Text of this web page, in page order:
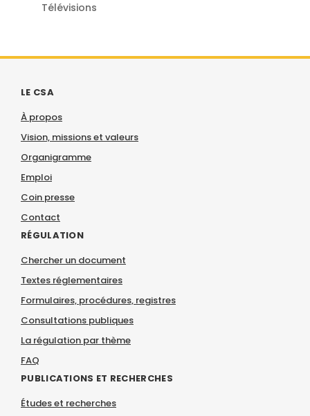
Télévisions
LE CSA
À propos
Vision, missions et valeurs
Organigramme
Emploi
Coin presse
Contact
RÉGULATION
Chercher un document
Textes réglementaires
Formulaires, procédures, registres
Consultations publiques
La régulation par thème
FAQ
PUBLICATIONS ET RECHERCHES
Études et recherches